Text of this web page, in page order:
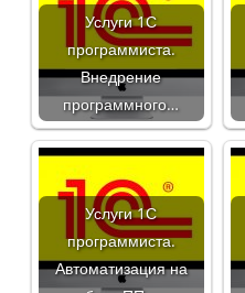
Услуги 1С
программиста.
Внедрение
программного…
Услуги 1С
программиста.
Автоматизация на